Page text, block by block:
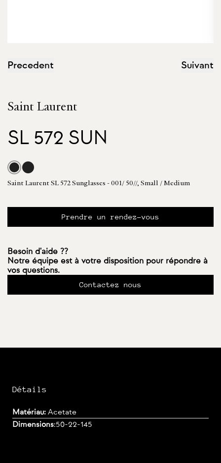
Precedent Suivant
Saint Laurent
SL 572 SUN
Saint Laurent SL 572 Sunglasses - 001/ 50//, Small / Medium
Prendre un rendez-vous
Besoin d'aide ??
Notre équipe est à votre disposition pour répondre à
vos questions.
Contactez nous
Détails
Matériau: Acetate
Dimensions:50-22-145